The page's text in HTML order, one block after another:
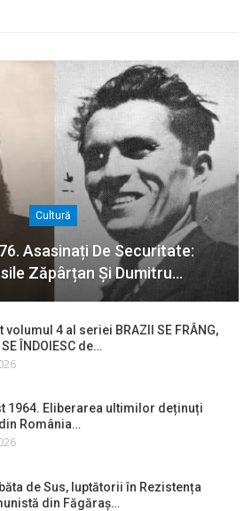
Cultură
Asasinați De Securitate:
Zăpârțan Și Dumitru…
volumul 4 al seriei BRAZII SE FRÂNG,
SE ÎNDOIESC de…
1964. Eliberarea ultimilor deținuți
România…
de Sus, luptătorii în Rezistența
din Făgăraș…